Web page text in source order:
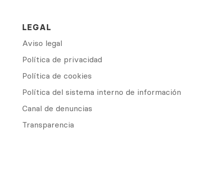
LEGAL
Aviso legal
Política de privacidad
Política de cookies
Política del sistema interno de información
Canal de denuncias
Transparencia